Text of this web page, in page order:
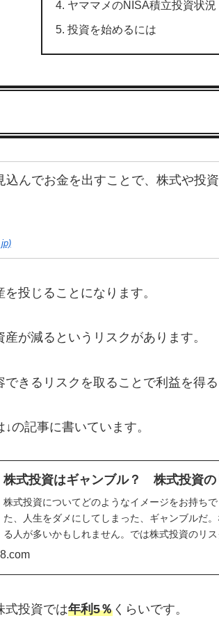
ヤママメのNISA積立投資状況
投資を始めるには
込んでお金を出すことで、株式や投
投じることになります。
が減るというリスクがあります。
きるリスクを取ることで利益を得る
の記事に書いています。
株式投資はギャンブル？ 株式投資の
株式投資についてどのようなイメージをお持ち
た、人生をダメにしてしまった、ギャンブルだ
る人が多いかもしれません。では株式投資のリ
資は長期投資ではリスクの非常に小さい投資で
式投資では年利5％くらいです。